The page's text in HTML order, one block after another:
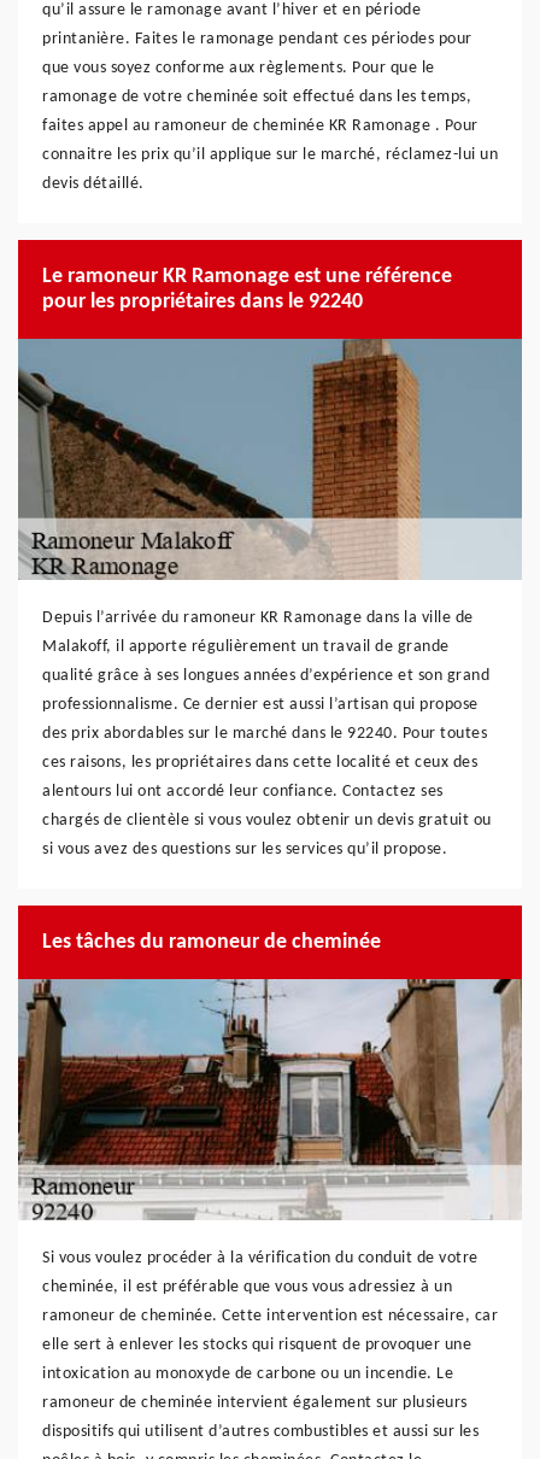
qu’il assure le ramonage avant l’hiver et en période
printanière. Faites le ramonage pendant ces périodes pour
que vous soyez conforme aux règlements. Pour que le
ramonage de votre cheminée soit effectué dans les temps,
faites appel au ramoneur de cheminée KR Ramonage . Pour
connaitre les prix qu’il applique sur le marché, réclamez-lui un
devis détaillé.
Le ramoneur KR Ramonage est une référence
pour les propriétaires dans le 92240
Depuis l’arrivée du ramoneur KR Ramonage dans la ville de
Malakoff, il apporte régulièrement un travail de grande
qualité grâce à ses longues années d’expérience et son grand
professionnalisme. Ce dernier est aussi l’artisan qui propose
des prix abordables sur le marché dans le 92240. Pour toutes
ces raisons, les propriétaires dans cette localité et ceux des
alentours lui ont accordé leur confiance. Contactez ses
chargés de clientèle si vous voulez obtenir un devis gratuit ou
si vous avez des questions sur les services qu’il propose.
Les tâches du ramoneur de cheminée
Si vous voulez procéder à la vérification du conduit de votre
cheminée, il est préférable que vous vous adressiez à un
ramoneur de cheminée. Cette intervention est nécessaire, car
elle sert à enlever les stocks qui risquent de provoquer une
intoxication au monoxyde de carbone ou un incendie. Le
ramoneur de cheminée intervient également sur plusieurs
dispositifs qui utilisent d’autres combustibles et aussi sur les